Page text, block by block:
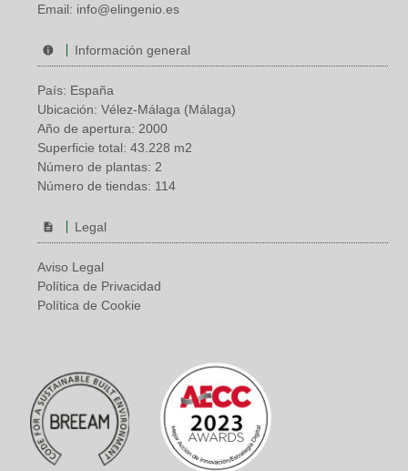
Email: info@elingenio.es
Información general
País: España
Ubicación: Vélez-Málaga (Málaga)
Año de apertura: 2000
Superficie total: 43.228 m2
Número de plantas: 2
Número de tiendas: 114
Legal
Aviso Legal
Política de Privacidad
Política de Cookie